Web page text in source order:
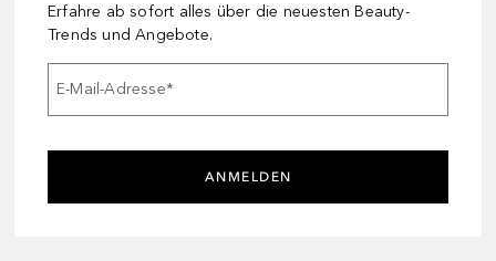
Erfahre ab sofort alles über die neuesten Beauty-
Trends und Angebote.
E-Mail-Adresse*
ANMELDEN